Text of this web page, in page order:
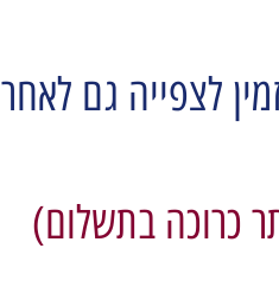
לצפייה גם לאחר
כרוכה בתשלום)